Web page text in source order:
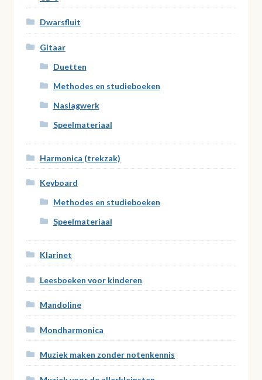
Dwarsfluit
Gitaar
Duetten
Methodes en studieboeken
Naslagwerk
Speelmateriaal
Harmonica (trekzak)
Keyboard
Methodes en studieboeken
Speelmateriaal
Klarinet
Leesboeken voor kinderen
Mandoline
Mondharmonica
Muziek maken zonder notenkennis